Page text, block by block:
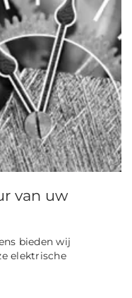
van uw
bieden wij
elektrische